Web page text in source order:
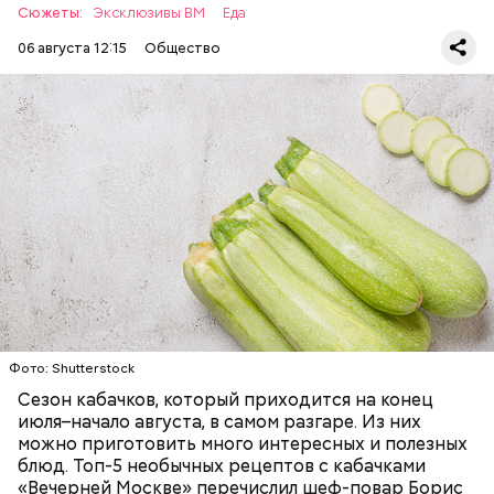
Сюжеты: Эксклюзивы ВМ
Еда
06 августа 12:15
Общество
Фото: Shutterstock
Сезон кабачков, который приходится на конец
июля–начало августа, в самом разгаре. Из них
можно приготовить много интересных и полезных
блюд. Топ-5 необычных рецептов с кабачками
«Вечерней Москве» перечислил шеф-повар Борис
Ингредиенты:
ЕДА ОВОЩИ РЕЦЕПТЫ
Фото: Shutterstock
— Наиболее распространенные борщ, щи, котлеты,
салаты, лаваш с творогом и сыром, пироги, омлет,
запеканка. Щавеля там везде используется
немного, поэтому никакого вреда от него не будет.
Чем разнообразнее рацион питания человека, тем
лучше. Потому что это исключает вероятность
возникновения дефицитов микроэлементов, —
заверил специалист.